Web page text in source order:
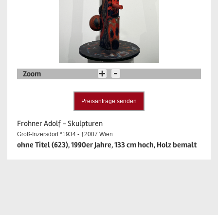
Zoom
Preisanfrage senden
Frohner Adolf - Skulpturen
Groß-Inzersdorf *1934 - †2007 Wien
ohne Titel (623), 1990er Jahre, 133 cm hoch, Holz bemalt